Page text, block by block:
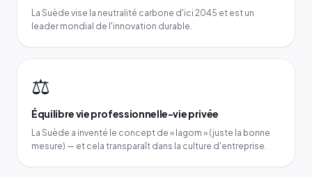
La Suède vise la neutralité carbone d'ici 2045 et est un
leader mondial de l'innovation durable.
⚖️
Équilibre vie professionnelle-vie privée
La Suède a inventé le concept de « lagom » (juste la bonne
mesure) — et cela transparaît dans la culture d'entreprise.